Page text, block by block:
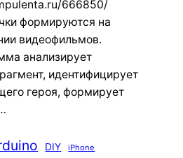
666850/
формируются на
видеофильмов.
анализирует
идентифицирует
героя, формирует
DIY iPhone